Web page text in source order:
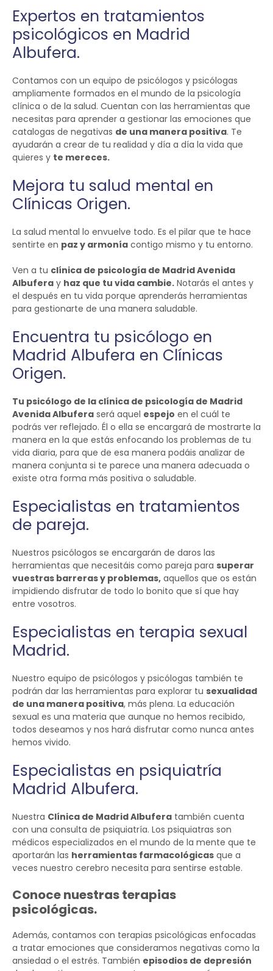
Expertos en tratamientos
psicológicos en Madrid
Albufera.
Contamos con un equipo de psicólogos y psicólogas
ampliamente formados en el mundo de la psicología
clínica o de la salud. Cuentan con las herramientas que
necesitas para aprender a gestionar las emociones que
catalogas de negativas de una manera positiva. Te
ayudarán a crear de tu realidad y día a día la vida que
quieres y te mereces.
Mejora tu salud mental en
Clínicas Origen.
La salud mental lo envuelve todo. Es el pilar que te hace
sentirte en paz y armonía contigo mismo y tu entorno.
Ven a tu clínica de psicología de Madrid Avenida
Albufera y haz que tu vida cambie. Notarás el antes y
el después en tu vida porque aprenderás herramientas
para gestionarte de una manera saludable.
Encuentra tu psicólogo en
Madrid Albufera en Clínicas
Origen.
Tu psicólogo de la clínica de psicología de Madrid
Avenida Albufera será aquel espejo en el cuál te
podrás ver reflejado. Él o ella se encargará de mostrarte la
manera en la que estás enfocando los problemas de tu
vida diaria, para que de esa manera podáis analizar de
manera conjunta si te parece una manera adecuada o
existe otra forma más positiva o saludable.
Especialistas en tratamientos
de pareja.
Nuestros psicólogos se encargarán de daros las
herramientas que necesitáis como pareja para superar
vuestras barreras y problemas, aquellos que os están
impidiendo disfrutar de todo lo bonito que sí que hay
entre vosotros.
Especialistas en terapia sexual
Madrid.
Nuestro equipo de psicólogos y psicólogas también te
podrán dar las herramientas para explorar tu sexualidad
de una manera positiva, más plena. La educación
sexual es una materia que aunque no hemos recibido,
todos deseamos y nos hará disfrutar como nunca antes
hemos vivido.
Especialistas en psiquiatría
Madrid Albufera.
Nuestra Clínica de Madrid Albufera también cuenta
con una consulta de psiquiatría. Los psiquiatras son
médicos especializados en el mundo de la mente que te
aportarán las herramientas farmacológicas que a
veces nuestro cerebro necesita para sentirse estable.
Conoce nuestras terapias
psicológicas.
Además, contamos con terapias psicológicas enfocadas
a tratar emociones que consideramos negativas como la
ansiedad o el estrés. También episodios de depresión